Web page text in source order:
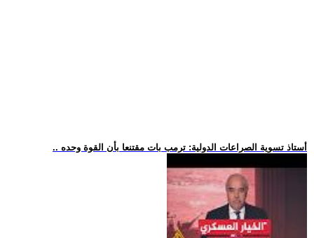
.. أستاذ تسوية الصراعات الدولية: ترمب بات مقتنعا بأن القوة وحده